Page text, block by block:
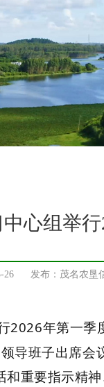
心组举
26 发布：茂名农垦
2026年第一季
导班子出席会
重要指示精